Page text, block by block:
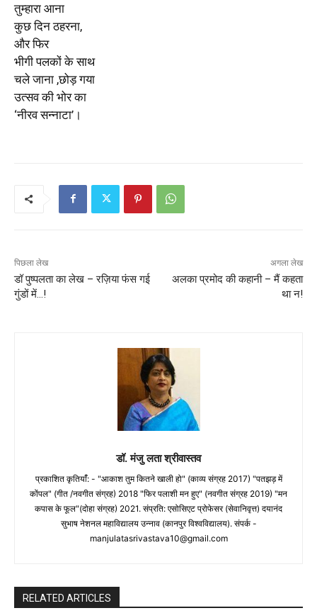
तुम्हारा आना
कुछ दिन ठहरना,
और फिर
भीगी पलकों के साथ
चले जाना ,छोड़ गया
उत्सव की भोर का
‘नीरव सन्नाटा’।
पिछला लेख
डॉ पुष्पलता का लेख – रज़िया फंस गई
गुंडों में…!
अगला लेख
अलका प्रमोद की कहानी – मैं कहता
था न!
डॉ. मंजु लता श्रीवास्तव
प्रकाशित कृतियांँ: - "आकाश तुम कितने खाली हो" (काव्य संग्रह 2017) "पतझड़ में
कोंपल" (गीत /नवगीत संग्रह) 2018 "फिर पलाशी मन हुए" (नवगीत संग्रह 2019) "मन
कपास के फूल"(दोहा संग्रह) 2021. संप्रति: एसोसिएट प्रोफेसर (सेवानिवृत्त) दयानंद
सुभाष नेशनल महाविद्यालय उन्नाव (कानपुर विश्वविद्यालय). संपर्क -
manjulatasrivastava10@gmail.com
RELATED ARTICLES